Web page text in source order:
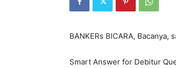
Hutang
BANKERs BICARA,
Smart Answer for Debitur